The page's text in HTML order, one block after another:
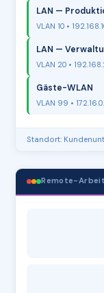
LAN —
VLAN 10 •
LAN —
VLAN 20 •
Gäste-WLAN
VLAN 99 •
Standort:
Remote-